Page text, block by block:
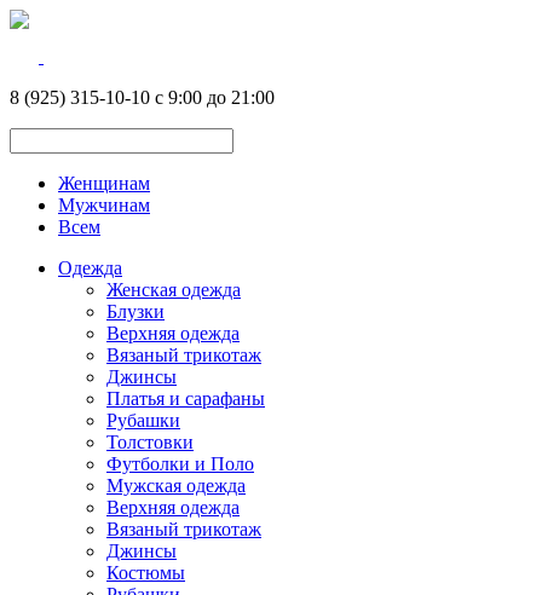
8 (925) 315-10-10 с 9:00 до 21:00
Женщинам
Мужчинам
Всем
Одежда
Женская одежда
Блузки
Верхняя одежда
Вязаный трикотаж
Джинсы
Платья и сарафаны
Рубашки
Толстовки
Футболки и Поло
Мужская одежда
Верхняя одежда
Вязаный трикотаж
Джинсы
Костюмы